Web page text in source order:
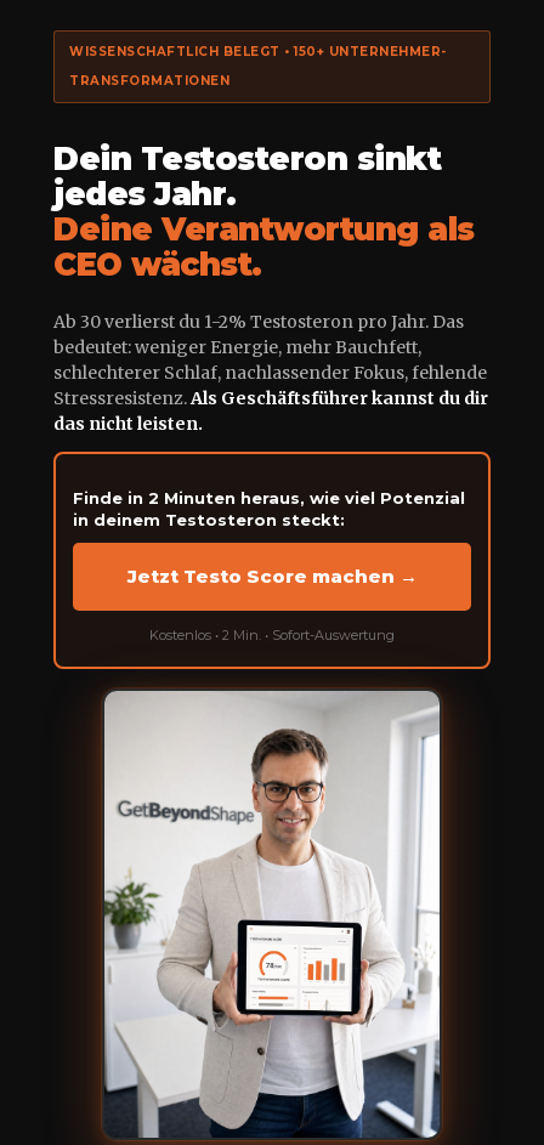
WISSENSCHAFTLICH BELEGT • 150+ UNTERNEHMER-
TRANSFORMATIONEN
Dein Testosteron sinkt
jedes Jahr.
Deine Verantwortung als
CEO wächst.
Ab 30 verlierst du 1-2% Testosteron pro Jahr. Das
bedeutet: weniger Energie, mehr Bauchfett,
schlechterer Schlaf, nachlassender Fokus, fehlende
Stressresistenz.Als Geschäftsführer kannst du dir
das nicht leisten.
Finde in 2 Minuten heraus, wie viel Potenzial
in deinem Testosteron steckt:
Jetzt Testo Score machen →
Kostenlos • 2 Min. • Sofort-Auswertung